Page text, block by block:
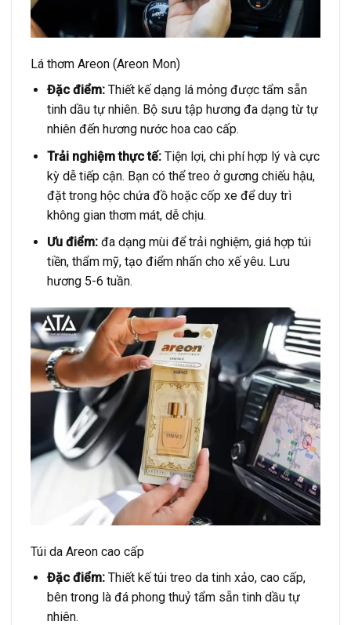
Lá thơm Areon (Areon Mon)
Đặc điểm: Thiết kế dạng lá mỏng được tẩm sẵn
tinh dầu tự nhiên. Bộ sưu tập hương đa dạng từ tự
nhiên đến hương nước hoa cao cấp.
Trải nghiệm thực tế:Tiện lợi, chi phí hợp lý và cực
kỳ dễ tiếp cận. Bạn có thể treo ở gương chiếu hậu,
đặt trong hộc chứa đồ hoặc cốp xe để duy trì
không gian thơm mát, dễ chịu.
Ưu điểm: đa dạng mùi để trải nghiệm, giá hợp túi
tiền, thẩm mỹ, tạo điểm nhấn cho xế yêu. Lưu
hương 5-6 tuần.
Túi da Areon cao cấp
Đặc điểm: Thiết kế túi treo da tinh xảo, cao cấp,
bên trong là đá phong thuỷ tẩm sẵn tinh dầu tự
nhiên.